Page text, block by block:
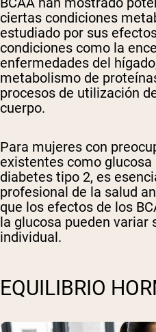
ciertas condiciones
estudiado por sus
condiciones como la
enfermedades del
metabolismo de
procesos de utilización
cuerpo.
Para mujeres con
existentes como
diabetes tipo 2, es
profesional de la salud
que los efectos de los
la glucosa pueden variar
individual.
EQUILIBRIO